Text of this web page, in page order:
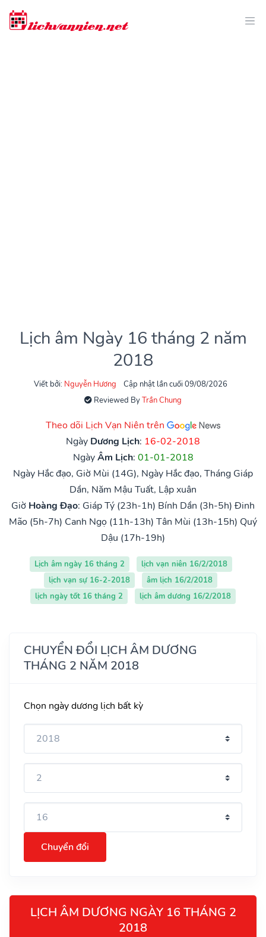
Lịch âm Ngày 16 tháng 2 năm
2018
Viết bởi: Nguyễn Hương
Cập nhật lần cuối 09/08/2026
Reviewed ByTrần Chung
Theo dõi Lịch Vạn Niên trên
Ngày Dương Lịch: 16-02-2018
NgàyÂm Lịch: 01-01-2018
Ngày Hắc đạo, Giờ Mùi (14G), Ngày Hắc đạo, Tháng Giáp
Dần, Năm Mậu Tuất, Lập xuân
Giờ Hoàng Đạo: Giáp Tý (23h-1h) Bính Dần (3h-5h) Đinh
Mão (5h-7h) Canh Ngọ (11h-13h) Tân Mùi (13h-15h) Quý
Dậu (17h-19h)
Lịch âm ngày 16 tháng 2
lịch vạn niên 16/2/2018
lịch vạn sự 16-2-2018
âm lịch 16/2/2018
lịch ngày tốt 16 tháng 2
lịch âm dương 16/2/2018
CHUYỂN ĐỔI LỊCH ÂM DƯƠNG
THÁNG 2 NĂM 2018
Chọn ngày dương lịch bất kỳ
Chuyển đổi
LỊCH ÂM DƯƠNG NGÀY 16 THÁNG 2
2018